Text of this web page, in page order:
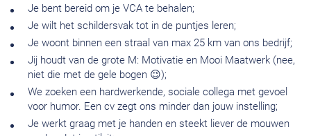
Je bent bereid om je VCA te behalen;
Je wilt het schildersvak tot in de puntjes leren;
Je woont binnen een straal van max 25 km van ons bedrijf;
Jij houdt van de grote M: Motivatie en Mooi Maatwerk (nee,
niet die met de gele bogen 😉);
We zoeken een hardwerkende, sociale collega met gevoel
voor humor. Een cv zegt ons minder dan jouw instelling;
Je werkt graag met je handen en steekt liever de mouwen